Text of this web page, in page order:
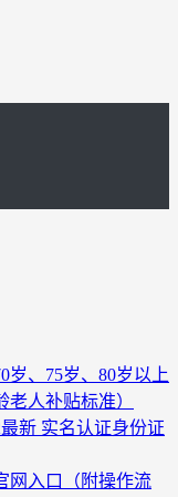
岁、75岁、80岁以上
人补贴标准）
新 实名认证身份证
网入口（附操作流